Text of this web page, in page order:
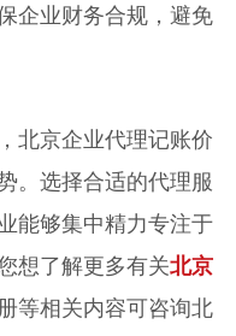
企业财务合规，避免
北京企业代理记账价
。选择合适的代理服
能够集中精力专注于
想了解更多有关北京
等相关内容可咨询北